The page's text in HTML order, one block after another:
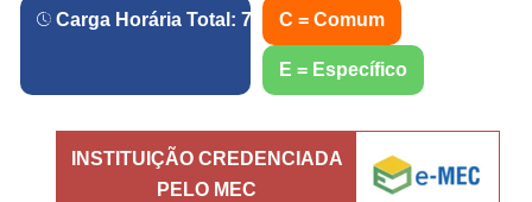
Carga Horária Total: 720 h.
C = Comum
E = Específico
INSTITUIÇÃO CREDENCIADA
PELO MEC